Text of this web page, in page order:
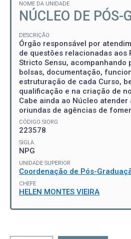
NOME DA UNIDADE
NÚCLEO DE PÓS-
DESCRIÇÃO
Órgão responsável por
de questões relacionadas aos
Stricto Sensu, acompanhando
bolsas, documentação,
estruturação de cada Curso,
qualificação e na criação de
Cabe ainda ao Núcleo atender
oriundas de agências de
CÓDIGO SIORG
223578
SIGLA
NPG
UNIDADE SUPERIOR
Coordenação de Pós-
CHEFE
HELEN MONTES VIEIRA